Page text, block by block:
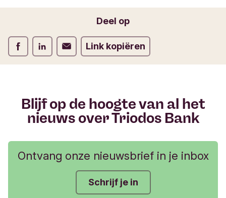
u
i
Jouw e-mailadres
Deel op
Deel op Facebook
Deel op LinkedInDeel op Verstuur per email
Link kopiëren
Blijf op de hoogte van al het
nieuws over Triodos Bank
Ontvang onze nieuwsbrief in je inbox
Schrijf je in